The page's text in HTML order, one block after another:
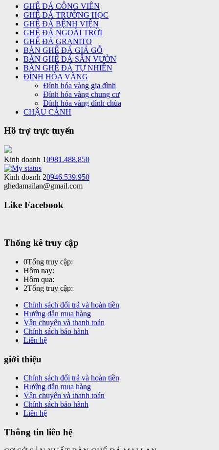
GHẾ ĐÁ CÔNG VIÊN
GHẾ ĐÁ TRƯỜNG HỌC
GHẾ ĐÁ BỆNH VIỆN
GHẾ ĐÁ NGOÀI TRỜI
GHẾ ĐÁ GRANITO
BÀN GHẾ ĐÁ GIẢ GỖ
BÀN GHẾ ĐÁ SÂN VƯỜN
BÀN GHẾ ĐÁ TỰ NHIÊN
ĐỈNH HÓA VÀNG
Đỉnh hóa vàng gia đình
Đỉnh hóa vàng chung cư
Đỉnh hóa vàng đình chùa
CHẬU CẢNH
Hỗ trợ trực tuyến
Kinh doanh 10981.488.850
Kinh doanh 20946.539.950
ghedamailan@gmail.com
Like Facebook
Thống kê truy cập
0Tổng truy cập:
Hôm nay:
Hôm qua:
2Tổng truy cập:
Chính sách đổi trả và hoàn tiền
Hướng dẫn mua hàng
Vận chuyển và thanh toán
Chính sách bảo hành
Liên hệ
giới thiệu
Chính sách đổi trả và hoàn tiền
Hướng dẫn mua hàng
Vận chuyển và thanh toán
Chính sách bảo hành
Liên hệ
Thông tin liên hệ